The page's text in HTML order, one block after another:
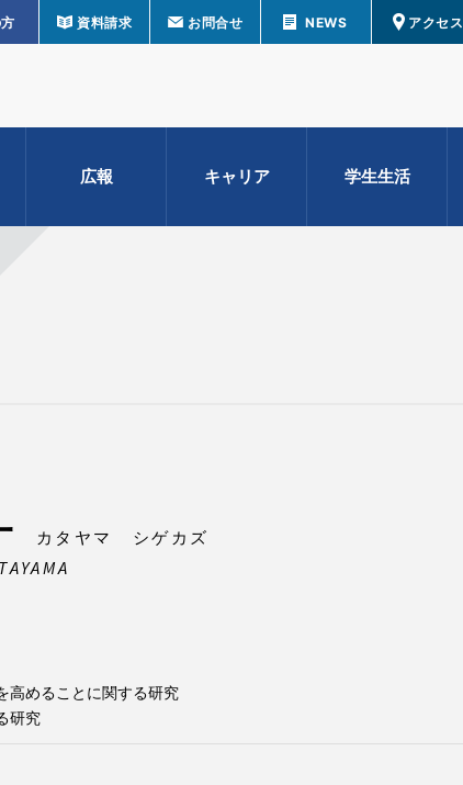
資料請求 お問合せ NEWS アクセス
広報 キャリア 学生生活
カタヤマ シゲカズ
高めることに関する研究
研究